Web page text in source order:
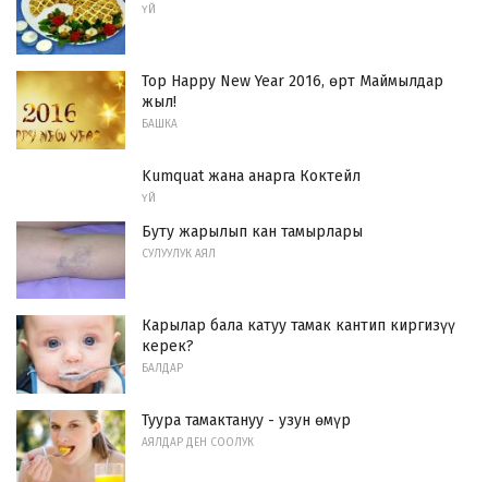
ҮЙ
Top Happy New Year 2016, өрт Маймылдар
жыл!
БАШКА
Kumquat жана анарга Коктейл
ҮЙ
Буту жарылып кан тамырлары
СУЛУУЛУК АЯЛ
Карылар бала катуу тамак кантип киргизүү
керек?
БАЛДАР
Туура тамактануу - узун өмүр
АЯЛДАР ДЕН СООЛУК